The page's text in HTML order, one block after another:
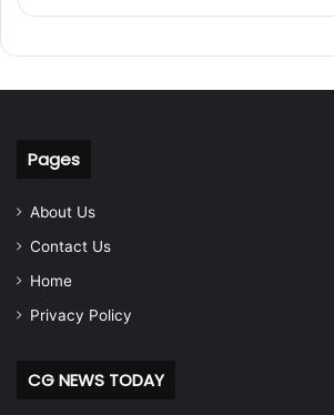
Pages
About Us
Contact Us
Home
Privacy Policy
CG NEWS TODAY